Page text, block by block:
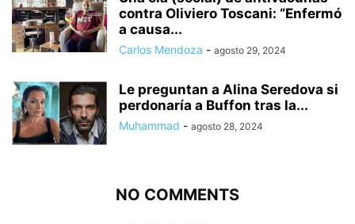
contra Oliviero Toscani: “Enfermó
a causa...
Carlos Mendoza - agosto 29, 2024
Le preguntan a Alina Seredova si
perdonaría a Buffon tras la...
Muhammad - agosto 28, 2024
NO COMMENTS